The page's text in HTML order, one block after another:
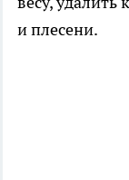
и плесени.